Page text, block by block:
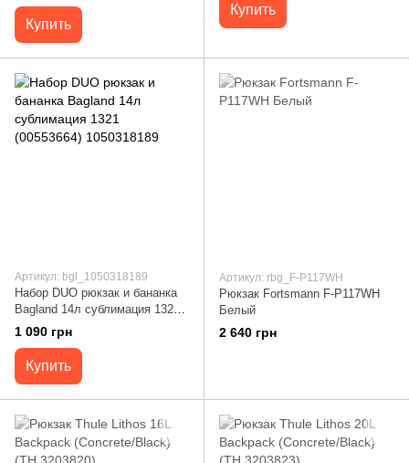
Купить
Купить
Артикул: bgl_1050318189
Набор DUO рюкзак и бананка
Bagland 14л сублимация 1321
(00553664) 1050318189
1 090 грн
Купить
Артикул: rbg_F-P117WH
Рюкзак Fortsmann F-P117WH
Белый
2 640 грн